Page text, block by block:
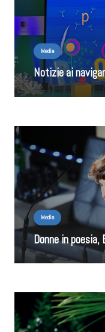
Media
Notizie ai
Media
Donne in